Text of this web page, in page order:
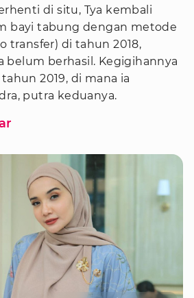
di situ, Tya kembali
bayi tabung dengan metode
transfer) di tahun 2018,
belum berhasil. Kegigihannya
2019, di mana ia
putra keduanya.